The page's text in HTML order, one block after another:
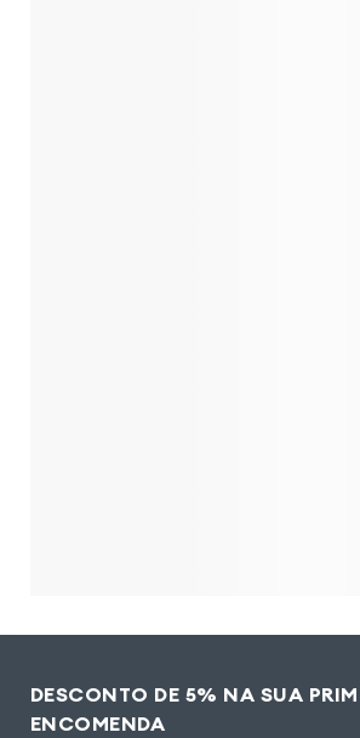
DESCONTO DE 5% NA SUA
ENCOMENDA